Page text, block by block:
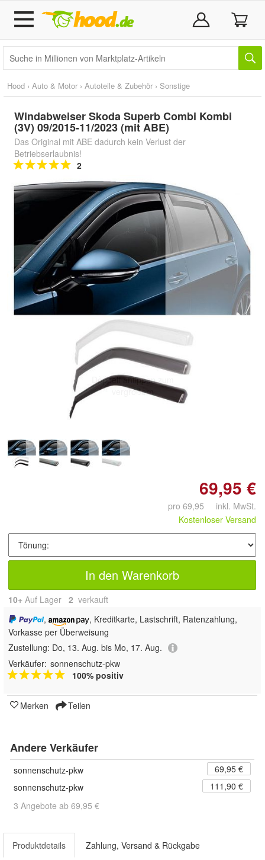
Hood › Auto & Motor › Autoteile & Zubehör › Sonstige
Windabweiser Skoda Superb Combi Kombi
(3V) 09/2015-11/2023 (mit ABE)
Das Original mit ABE dadurch kein Verlust der
Betriebserlaubnis!
2
Doppelt antippen zum
vergrößern
69,95 €
pro 69,95 inkl. MwSt.
Kostenloser Versand
In den Warenkorb
10+ Auf Lager 2 verkauft
,
, Kreditkarte, Lastschrift, Ratenzahlung,
Vorkasse per Überweisung
Zustellung: Do, 13. Aug. bis Mo, 17. Aug.
Verkäufer: sonnenschutz-pkw
100% positiv
Merken Teilen
Andere Verkäufer
sonnenschutz-pkw
69,95 €
sonnenschutz-pkw
111,90 €
3 Angebote ab 69,95 €
Produktdetails Zahlung, Versand & Rückgabe